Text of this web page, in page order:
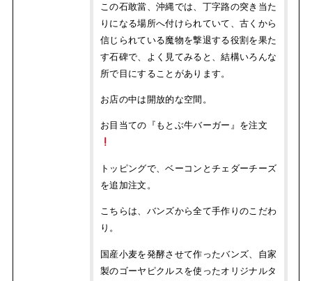
この石敢當、沖縄では、丁字路の突き当た
りになる場所へ付けられていて、古くから
信じられている魔物を撃退する役割を果た
す石碑で、よく見てみると、結構いろんな
所で目にすることがあります。
お店の中は開放的な空間。
お目当ての『もとぶ牛バーガー』を注文
トッピングで、ベーコンとチェダーチーズ
を追加注文。
こちらは、バンズから全て手作りのこだわ
り。
国産小麦を発酵させて作ったバンズ、自家
製のゴーヤピクルスを使ったオリジナルタ